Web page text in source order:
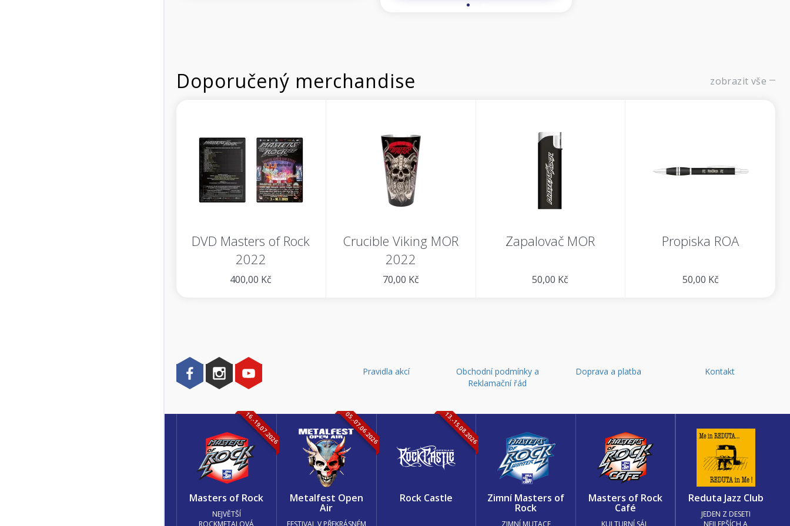
Doporučený merchandise zobrazit vše
DVD Masters of Rock
2022
400,00 Kč
Crucible Viking MOR
2022
70,00 Kč
Zapalovač MOR
50,00 Kč
Propiska ROA
50,00 Kč
Pravidla akcí
Obchodní podmínky a
Reklamační řád
Doprava a platba Kontakt
16.-19.07.2026
Masters of Rock
NEJVĚTŠÍ
ROCKMETALOVÁ
05.-07.06.2026
Metalfest Open
Air
FESTIVAL V PŘEKRÁSNÉM
13.-15.08.2026
Rock Castle Zimní Masters of
Rock
ZIMNÍ MUTACE
Masters of Rock
Café
KULTURNÍ SÁL,
Reduta Jazz Club
JEDEN Z DESETI
NEJLEPŠÍCH A